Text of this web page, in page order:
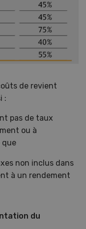
de revient
:
pas de taux
ou à
que
non inclus dans
à un rendement
du